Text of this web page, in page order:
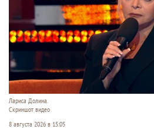
Лариса Долина.
Скриншот видео
8 августа 2026 в 15:05